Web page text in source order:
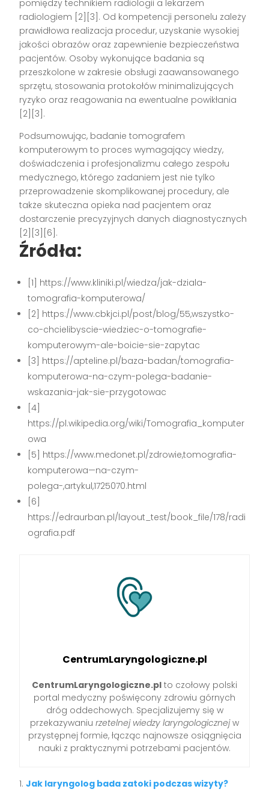
pomiędzy technikiem radiologii a lekarzem
radiologiem [2][3] . Od kompetencji personelu zależy
prawidłowa realizacja procedur, uzyskanie wysokiej
jakości obrazów oraz zapewnienie bezpieczeństwa
pacjentów. Osoby wykonujące badania są
przeszkolone w zakresie obsługi zaawansowanego
sprzętu, stosowania protokołów minimalizujących
ryzyko oraz reagowania na ewentualne powikłania
[2][3] .
Podsumowując, badanie tomografem
komputerowym to proces wymagający wiedzy,
doświadczenia i profesjonalizmu całego zespołu
medycznego, którego zadaniem jest nie tylko
przeprowadzenie skomplikowanej procedury, ale
także skuteczna opieka nad pacjentem oraz
dostarczenie precyzyjnych danych diagnostycznych
[2][3][6] .
Źródła:
[1] https://www.kliniki.pl/wiedza/jak-dziala-
tomografia-komputerowa/
[2] https://www.cbkjci.pl/post/blog/55,wszystko-
co-chcielibyscie-wiedziec-o-tomografie-
komputerowym-ale-boicie-sie-zapytac
[3] https://apteline.pl/baza-badan/tomografia-
komputerowa-na-czym-polega-badanie-
wskazania-jak-sie-przygotowac
[4]
https://pl.wikipedia.org/wiki/Tomografia_komputer
owa
[5] https://www.medonet.pl/zdrowie,tomografia-
komputerowa—na-czym-
polega-,artykul,1725070.html
[6]
https://edraurban.pl/layout_test/book_file/178/radi
ografia.pdf
CentrumLaryngologiczne.pl
CentrumLaryngologiczne.pl to czołowy polski
portal medyczny poświęcony zdrowiu górnych
dróg oddechowych. Specjalizujemy się w
przekazywaniu rzetelnej wiedzy laryngologicznejw
przystępnej formie, łącząc najnowsze osiągnięcia
nauki z praktycznymi potrzebami pacjentów.
Jak laryngolog bada zatoki podczas wizyty?